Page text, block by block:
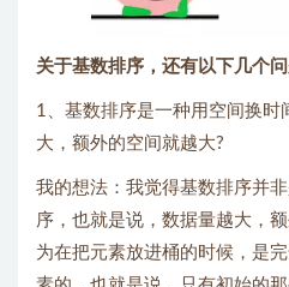
关于基数排序，还有以下几个
1、基数排序是一种用空间换时
大，额外的空间就越大?
我的想法：我觉得基数排序并
序，也就是说，数据量越大，
为在把元素放进桶的时候，是